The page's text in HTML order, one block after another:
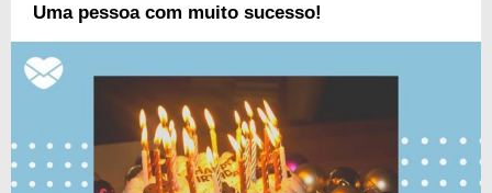
Uma pessoa com muito sucesso!